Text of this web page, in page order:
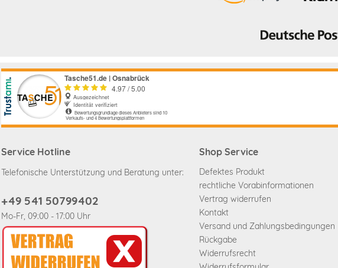
Service Hotline
Telefonische Unterstützung und Beratung unter:
+49 541 50799402
Mo-Fr, 09:00 - 17:00 Uhr
Shop Service
Defektes Produkt
rechtliche Vorabinformationen
Vertrag widerrufen
Kontakt
Versand und Zahlungsbedingungen
Rückgabe
Widerrufsrecht